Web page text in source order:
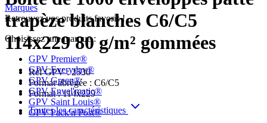
Marques
Retrouvez vos produits favoris !
Choisissez une marque :
GPV Premier®
GPV Everyday®
GPV Green®
GPV Envel'matic®
GPV Saint Louis®
GPV Pack'n Post®
trapèze blanches C6/C5
114x229 80 g/m² gommées
Réf GPV : 2530
Format abrégée : C6/C5
Format :114x229
Toutes les caractéristiques